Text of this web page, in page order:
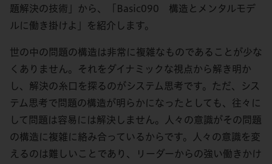
題解決の技術」から、「Basic090 構造とメンタルモデ
ルに働き掛けよ」を紹介します。
世の中の問題の構造は非常に複雑なものであることが少な
くありません。それをダイナミックな視点から解き明か
し、解決の糸口を探るのがシステム思考です。ただ、シス
テム思考で問題の構造が明らかになったとしても、往々に
して問題は容易には解決しません。人々の意識がその問題
の構造に複雑に絡み合っているからです。人々の意識を変
えるのは難しいことであり、リーダーからの強い働きかけ